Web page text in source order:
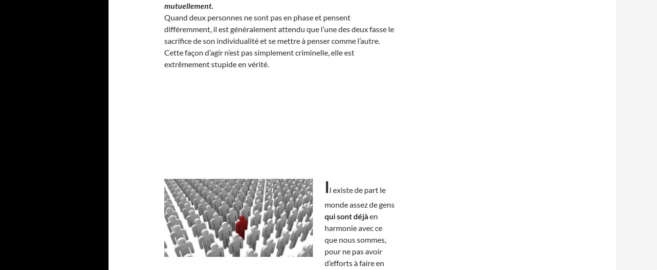
mutuellement.
Quand deux personnes ne sont pas en phase et pensent
différemment, il est généralement attendu que l’une des deux fasse le
sacrifice de son individualité et se mettre à penser comme l’autre.
Cette façon d’agir n’est pas simplement criminelle, elle est
extrêmement stupide en vérité.
Il existe de part le
monde assez de gens
qui sont déjàen
harmonie avec ce
que nous sommes,
pour ne pas avoir
d’efforts à faire en